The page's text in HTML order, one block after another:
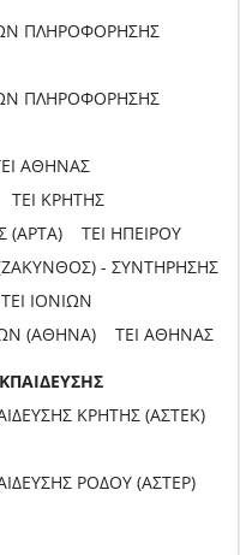
ΠΛΗΡΟΦΟΡΗΣΗΣ
ΠΛΗΡΟΦΟΡΗΣΗΣ
ΑΘΗΝΑΣ
ΤΕΙ ΚΡΗΤΗΣ
(ΑΡΤΑ) ΤΕΙ ΗΠΕΙΡΟΥ
- ΣΥΝΤΗΡΗΣΗΣ
ΙΟΝΙΩΝ
(ΑΘΗΝΑ) ΤΕΙ ΑΘΗΝΑΣ
ΚΡΗΤΗΣ (ΑΣΤΕΚ)
ΡΟΔΟΥ (ΑΣΤΕΡ)